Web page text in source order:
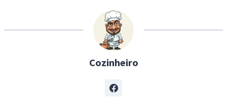
…
Cozinheiro